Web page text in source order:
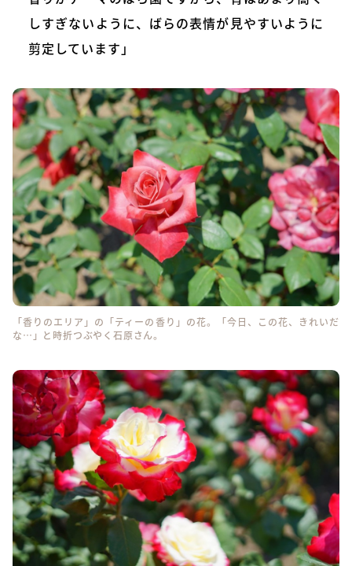
しすぎないように、ばらの表情が見やすいように
剪定しています」
「香りのエリア」の「ティーの香り」の花。「今日、この花、きれいだ
な…」と時折つぶやく石原さん。